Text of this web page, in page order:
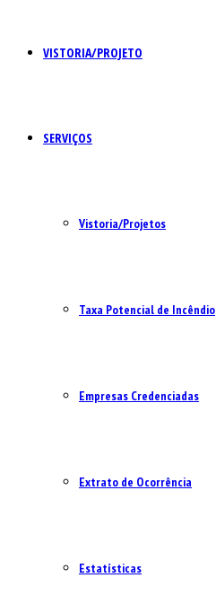
VISTORIA/PROJETO
SERVIÇOS
Vistoria/Projetos
Taxa Potencial de Incêndio
Empresas Credenciadas
Extrato de Ocorrência
Estatísticas